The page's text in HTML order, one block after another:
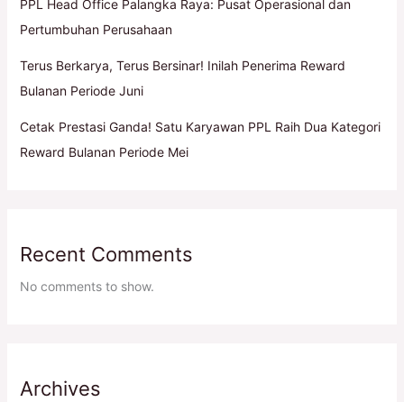
PPL Head Office Palangka Raya: Pusat Operasional dan
Pertumbuhan Perusahaan
Terus Berkarya, Terus Bersinar! Inilah Penerima Reward
Bulanan Periode Juni
Cetak Prestasi Ganda! Satu Karyawan PPL Raih Dua Kategori
Reward Bulanan Periode Mei
Recent Comments
No comments to show.
Archives